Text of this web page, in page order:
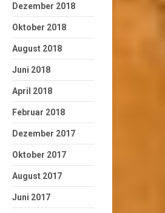
Dezember 2018
Oktober 2018
August 2018
Juni 2018
April 2018
Februar 2018
Dezember 2017
Oktober 2017
August 2017
Juni 2017